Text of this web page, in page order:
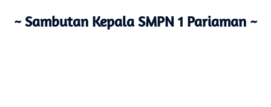
~ Sambutan Kepala SMPN 1 Pariaman ~